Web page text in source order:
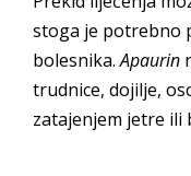
stoga je potrebno
bolesnika.Apaurin
trudnice, dojilje,
zatajenjem jetre ili